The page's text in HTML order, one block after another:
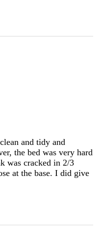
and tidy and
the bed was very hard
was cracked in 2/3
at the base. I did give